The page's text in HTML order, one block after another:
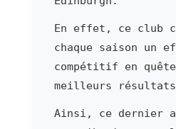
En effet, ce club
chaque saison un
compétitif en
meilleurs
Ainsi, ce dernier